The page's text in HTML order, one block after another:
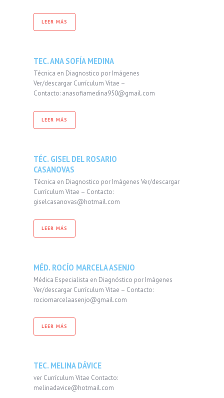
LEER MÁS
TEC. ANA SOFÍA MEDINA
Técnica en Diagnostico por Imágenes
Ver/descargar Currículum Vitae –
Contacto: anasofiamedina950@gmail.com
LEER MÁS
TÉC. GISEL DEL ROSARIO
CASANOVAS
Técnica en Diagnostico por Imágenes Ver/descargar
Currículum Vitae – Contacto:
giselcasanovas@hotmail.com
LEER MÁS
MÉD. ROCÍO MARCELA ASENJO
Médica Especialista en Diagnóstico por Imágenes
Ver/descargar Currículum Vitae – Contacto:
rociomarcelaasenjo@gmail.com
LEER MÁS
TEC. MELINA DÁVICE
ver Currículum Vitae Contacto:
melinadavice@hotmail.com